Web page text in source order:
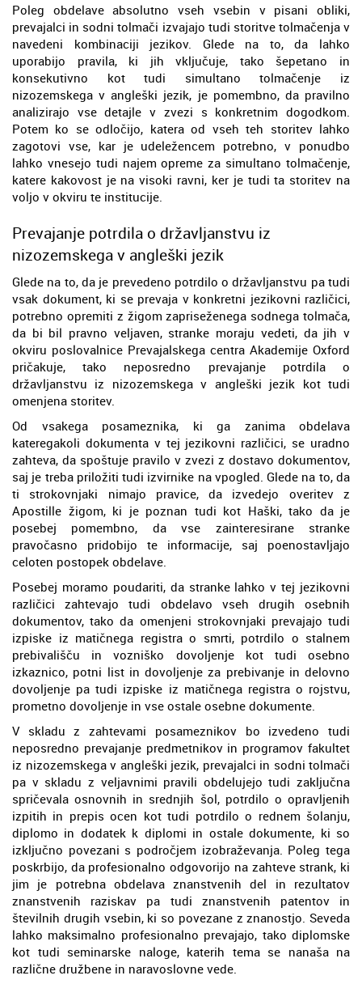
Poleg obdelave absolutno vseh vsebin v pisani obliki,
prevajalci in sodni tolmači izvajajo tudi storitve tolmačenja v
navedeni kombinaciji jezikov. Glede na to, da lahko
uporabijo pravila, ki jih vključuje, tako šepetano in
konsekutivno kot tudi simultano tolmačenje iz
nizozemskega v angleški jezik, je pomembno, da pravilno
analizirajo vse detajle v zvezi s konkretnim dogodkom.
Potem ko se odločijo, katera od vseh teh storitev lahko
zagotovi vse, kar je udeležencem potrebno, v ponudbo
lahko vnesejo tudi najem opreme za simultano tolmačenje,
katere kakovost je na visoki ravni, ker je tudi ta storitev na
voljo v okviru te institucije.
Prevajanje potrdila o državljanstvu iz
nizozemskega v angleški jezik
Glede na to, da je prevedeno potrdilo o državljanstvu pa tudi
vsak dokument, ki se prevaja v konkretni jezikovni različici,
potrebno opremiti z žigom zapriseženega sodnega tolmača,
da bi bil pravno veljaven, stranke moraju vedeti, da jih v
okviru poslovalnice Prevajalskega centra Akademije Oxford
pričakuje, tako neposredno prevajanje potrdila o
državljanstvu iz nizozemskega v angleški jezik kot tudi
omenjena storitev.
Od vsakega posameznika, ki ga zanima obdelava
kateregakoli dokumenta v tej jezikovni različici, se uradno
zahteva, da spoštuje pravilo v zvezi z dostavo dokumentov,
saj je treba priložiti tudi izvirnike na vpogled. Glede na to, da
ti strokovnjaki nimajo pravice, da izvedejo overitev z
Apostille žigom, ki je poznan tudi kot Haški, tako da je
posebej pomembno, da vse zainteresirane stranke
pravočasno pridobijo te informacije, saj poenostavljajo
celoten postopek obdelave.
Posebej moramo poudariti, da stranke lahko v tej jezikovni
različici zahtevajo tudi obdelavo vseh drugih osebnih
dokumentov, tako da omenjeni strokovnjaki prevajajo tudi
izpiske iz matičnega registra o smrti, potrdilo o stalnem
prebivališču in vozniško dovoljenje kot tudi osebno
izkaznico, potni list in dovoljenje za prebivanje in delovno
dovoljenje pa tudi izpiske iz matičnega registra o rojstvu,
prometno dovoljenje in vse ostale osebne dokumente.
V skladu z zahtevami posameznikov bo izvedeno tudi
neposredno prevajanje predmetnikov in programov fakultet
iz nizozemskega v angleški jezik, prevajalci in sodni tolmači
pa v skladu z veljavnimi pravili obdelujejo tudi zaključna
spričevala osnovnih in srednjih šol, potrdilo o opravljenih
izpitih in prepis ocen kot tudi potrdilo o rednem šolanju,
diplomo in dodatek k diplomi in ostale dokumente, ki so
izključno povezani s področjem izobraževanja. Poleg tega
poskrbijo, da profesionalno odgovorijo na zahteve strank, ki
jim je potrebna obdelava znanstvenih del in rezultatov
znanstvenih raziskav pa tudi znanstvenih patentov in
številnih drugih vsebin, ki so povezane z znanostjo. Seveda
lahko maksimalno profesionalno prevajajo, tako diplomske
kot tudi seminarske naloge, katerih tema se nanaša na
različne družbene in naravoslovne vede.